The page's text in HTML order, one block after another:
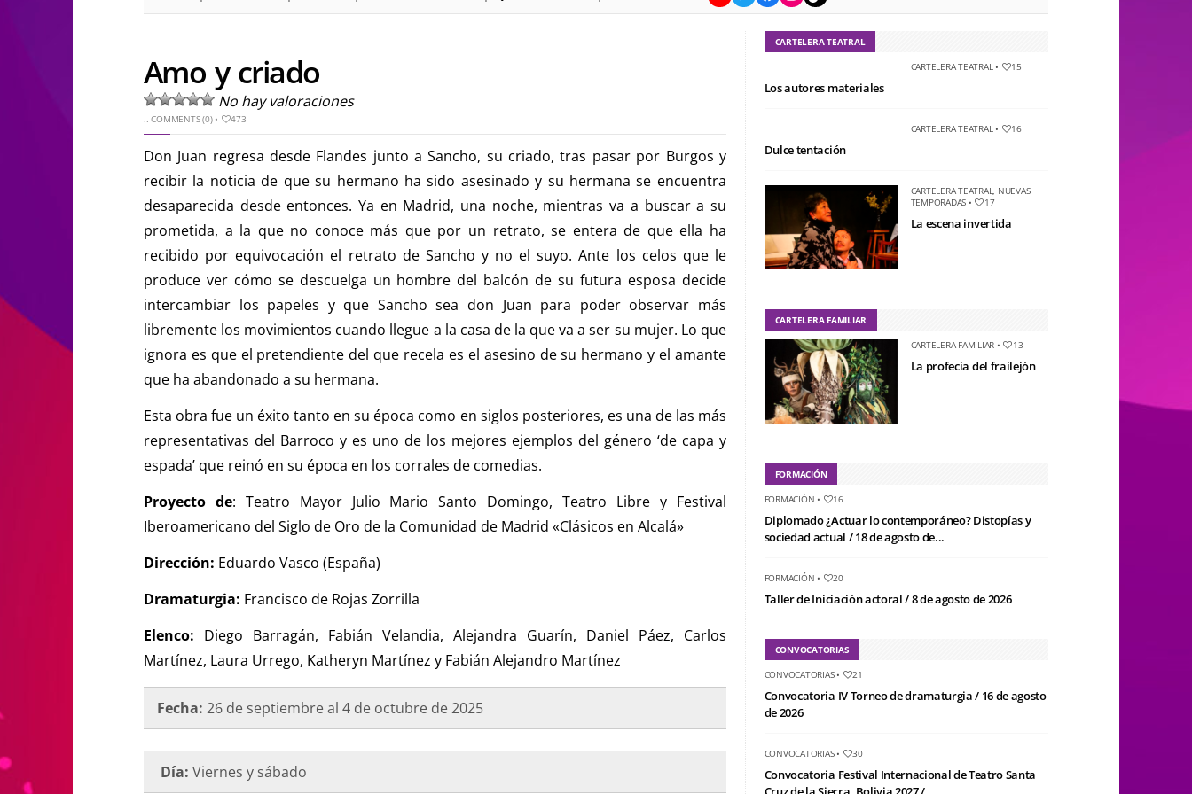
Amo y criado
No hay valoraciones
..COMMENTS (0)• 473
Don Juan regresa desde Flandes junto a Sancho, su criado, tras pasar por Burgos y
recibir la noticia de que su hermano ha sido asesinado y su hermana se encuentra
desaparecida desde entonces. Ya en Madrid, una noche, mientras va a buscar a su
prometida, a la que no conoce más que por un retrato, se entera de que ella ha
recibido por equivocación el retrato de Sancho y no el suyo. Ante los celos que le
produce ver cómo se descuelga un hombre del balcón de su futura esposa decide
intercambiar los papeles y que Sancho sea don Juan para poder observar más
libremente los movimientos cuando llegue a la casa de la que va a ser su mujer. Lo que
ignora es que el pretendiente del que recela es el asesino de su hermano y el amante
que ha abandonado a su hermana.
Esta obra fue un éxito tanto en su época como en siglos posteriores, es una de las más
representativas del Barroco y es uno de los mejores ejemplos del género ‘de capa y
espada’ que reinó en su época en los corrales de comedias.
Proyecto de: Teatro Mayor Julio Mario Santo Domingo, Teatro Libre y Festival
Iberoamericano del Siglo de Oro de la Comunidad de Madrid «Clásicos en Alcalá»
Dirección: Eduardo Vasco (España)
Dramaturgia: Francisco de Rojas Zorrilla
Elenco: Diego Barragán, Fabián Velandia, Alejandra Guarín, Daniel Páez, Carlos
Martínez, Laura Urrego, Katheryn Martínez y Fabián Alejandro Martínez
Fecha: 26 de septiembre al 4 de octubre de 2025
Día: Viernes y sábado
CARTELERA TEATRAL
CARTELERA TEATRAL• 15
Los autores materiales
CARTELERA TEATRAL• 16
Dulce tentación
CARTELERA TEATRAL, NUEVAS
TEMPORADAS • 17
La escena invertida
CARTELERA FAMILIAR
CARTELERA FAMILIAR • 13
La profecía del frailejón
FORMACIÓN
FORMACIÓN • 16
Diplomado ¿Actuar lo contemporáneo? Distopías y
sociedad actual / 18 de agosto de...
FORMACIÓN • 20
Taller de Iniciación actoral / 8 de agosto de 2026
CONVOCATORIAS
CONVOCATORIAS• 21
Convocatoria IV Torneo de dramaturgia / 16 de agosto
de 2026
CONVOCATORIAS• 30
Convocatoria Festival Internacional de Teatro Santa